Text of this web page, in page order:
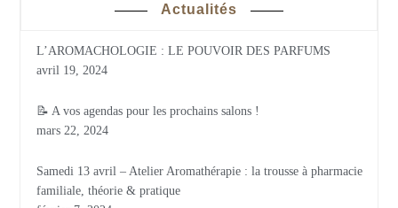
Actualités
L’AROMACHOLOGIE : LE POUVOIR DES PARFUMS
avril 19, 2024
📝 A vos agendas pour les prochains salons !
mars 22, 2024
Samedi 13 avril – Atelier Aromathérapie : la trousse à pharmacie
familiale, théorie & pratique